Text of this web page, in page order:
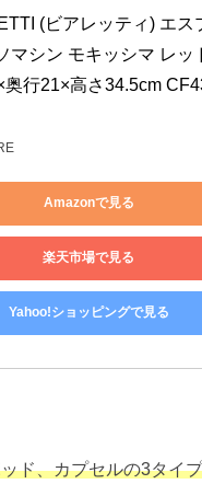
(ビアレッティ) エス
マシン モキッシマ レッ
奥行21×高さ34.5cm
Amazonで見る
楽天市場で見る
Yahoo!ショッピングで見る
ド、カプセルの3タイ